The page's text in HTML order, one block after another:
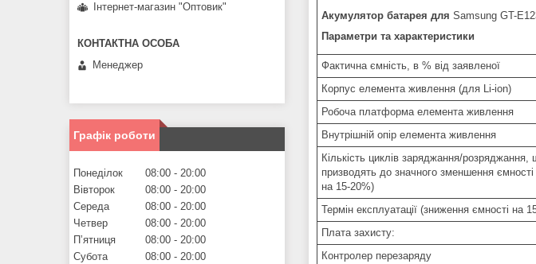
Акумулятор батарея для Samsung GT-
Параметри та характеристики
Фактична ємність, в % від заявленої
Корпус елемента живлення (для Li-ion)
Робоча платформа елемента живлення
Внутрішній опір елемента живлення
Кількість циклів заряджання/розряджання,
призводять до значного зменшення
на 15-20%)
Термін експлуатації (зниження ємності на
Плата захисту:
Контролер перезаряду
Інтернет-магазин "Оптовик"
Менеджер
Графік роботи
Понеділок 08:00
20:00
Вівторок
08:00
20:00
Середа
08:00
20:00
Четвер
08:00
20:00
Пʼятниця
08:00
20:00
Субота
08:00
20:00